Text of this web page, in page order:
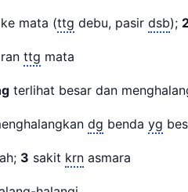
mata (ttg debu, pasir dsb);
ttg mata
terlihat besar dan
dg benda yg
3 sakit krn asmara